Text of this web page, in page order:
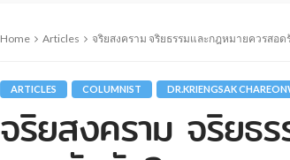
Home Articles จริยสงคราม จริยธรรมและกฎหมายควรสอด
ARTICLES COLUMNIST DR.KRIENGSAK
จริยสงคราม จริยธ